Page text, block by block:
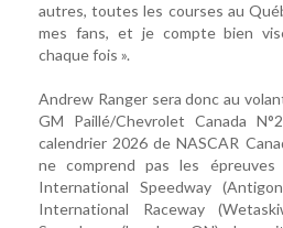
autres, toutes les courses au
mes fans, et je compte bien
chaque fois ».
Andrew Ranger sera donc au
GM Paillé/Chevrolet Canada
calendrier 2026 de NASCAR
ne comprend pas les épreuves
International Speedway
International Raceway